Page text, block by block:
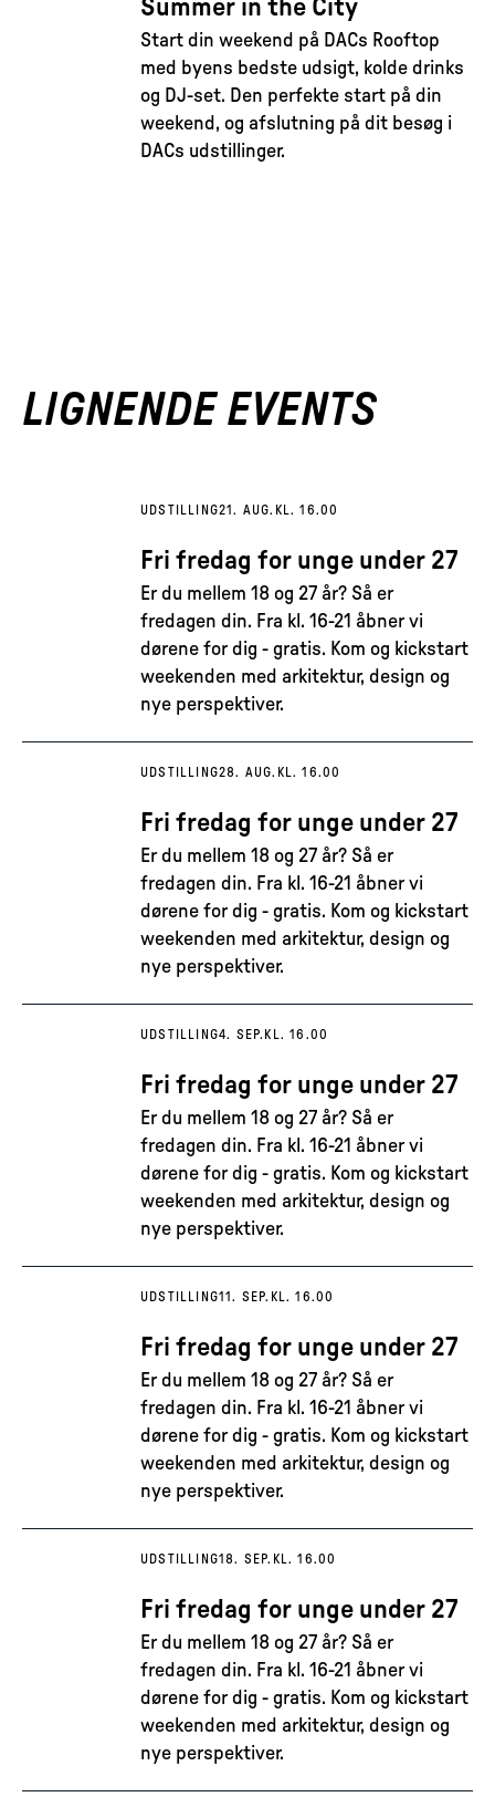
Summer in the City
Start din weekend på DACs Rooftop
med byens bedste udsigt, kolde drinks
og DJ-set. Den perfekte start på din
weekend, og afslutning på dit besøg i
DACs udstillinger.
LIGNENDE EVENTS
UDSTILLING21. AUG. KL. 16.00
Fri fredag for unge under 27
Er du mellem 18 og 27 år? Så er
fredagen din. Fra kl. 16-21 åbner vi
dørene for dig - gratis. Kom og kickstart
weekenden med arkitektur, design og
nye perspektiver.
UDSTILLING28. AUG. KL. 16.00
Fri fredag for unge under 27
Er du mellem 18 og 27 år? Så er
fredagen din. Fra kl. 16-21 åbner vi
dørene for dig - gratis. Kom og kickstart
weekenden med arkitektur, design og
nye perspektiver.
UDSTILLING4. SEP. KL. 16.00
Fri fredag for unge under 27
Er du mellem 18 og 27 år? Så er
fredagen din. Fra kl. 16-21 åbner vi
dørene for dig - gratis. Kom og kickstart
weekenden med arkitektur, design og
nye perspektiver.
UDSTILLING11. SEP. KL. 16.00
Fri fredag for unge under 27
Er du mellem 18 og 27 år? Så er
fredagen din. Fra kl. 16-21 åbner vi
dørene for dig - gratis. Kom og kickstart
weekenden med arkitektur, design og
nye perspektiver.
UDSTILLING18. SEP. KL. 16.00
Fri fredag for unge under 27
Er du mellem 18 og 27 år? Så er
fredagen din. Fra kl. 16-21 åbner vi
dørene for dig - gratis. Kom og kickstart
weekenden med arkitektur, design og
nye perspektiver.